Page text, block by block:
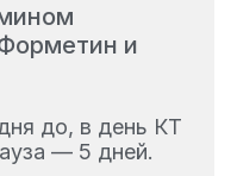
и
до, в день КТ
— 5 дней.